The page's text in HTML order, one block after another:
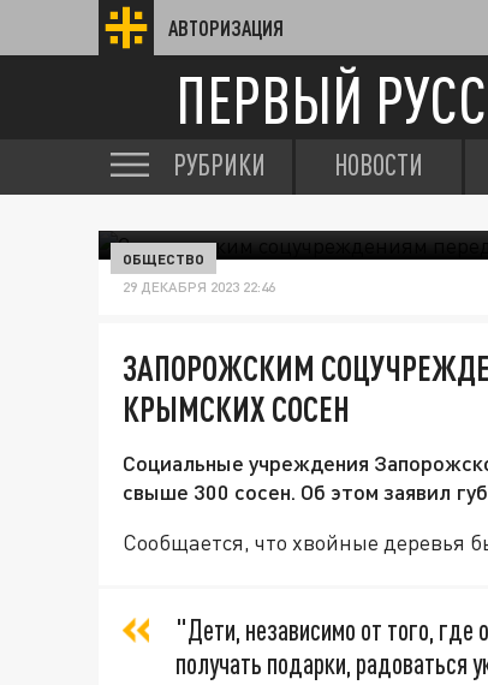
АВТОРИЗАЦИЯ
ПЕРВЫЙ
РУБРИКИ НОВОСТИ
ОБЩЕСТВО
29 ДЕКАБРЯ 2023 22:46
ЗАПОРОЖСКИМ
КРЫМСКИХ СОСЕН
Социальные учреждения
свыше 300 сосен. Об этом заявил
Сообщается, что хвойные деревья
"Дети, независимо от того,
получать подарки,